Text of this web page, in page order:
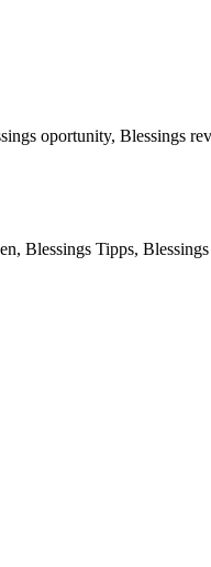
oportunity, Blessings
Blessings Tipps,